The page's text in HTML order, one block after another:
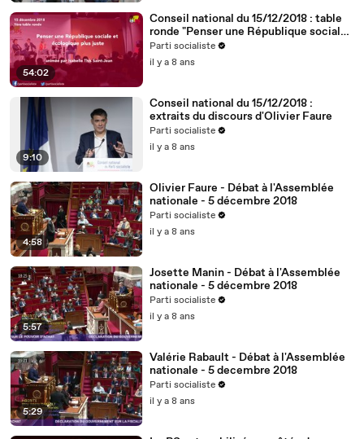
54:02
Conseil national du 15/12/2018 : table
ronde "Penser une République sociale
et écologique plus juste"
Parti socialiste
il y a 8 ans
9:10
Conseil national du 15/12/2018 :
extraits du discours d'Olivier Faure
Parti socialiste
il y a 8 ans
4:58
Olivier Faure - Débat à l'Assemblée
nationale - 5 décembre 2018
Parti socialiste
il y a 8 ans
5:57
Josette Manin - Débat à l'Assemblée
nationale - 5 décembre 2018
Parti socialiste
il y a 8 ans
5:29
Valérie Rabault - Débat à l'Assemblée
nationale - 5 decembre 2018
Parti socialiste
il y a 8 ans